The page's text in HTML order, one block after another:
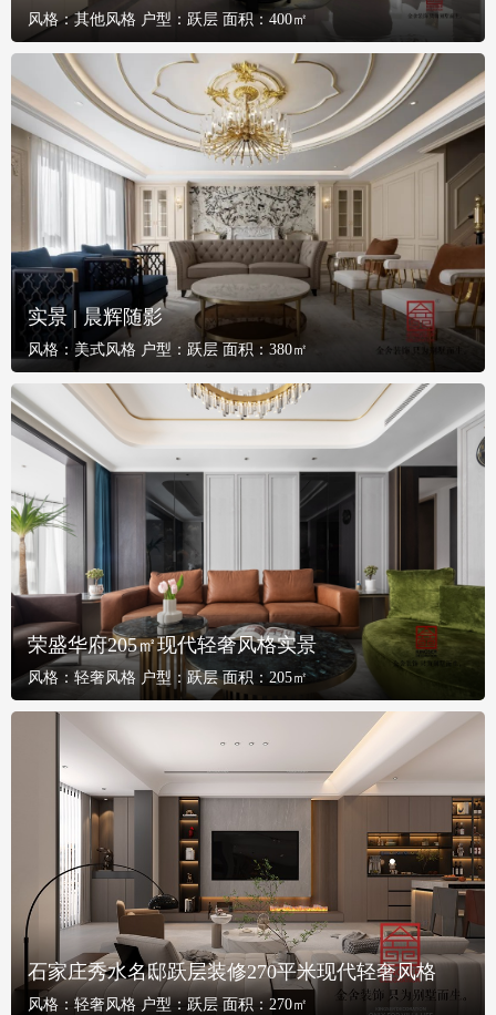
风格：其他风格 户型： 跃层 面积： 400㎡
实景 | 晨辉随影
风格： 美式风格 户型： 跃层 面积： 380㎡
荣盛华府205㎡现代轻奢风格实景
风格： 轻奢风格 户型： 跃层 面积：205㎡
石家庄秀水名邸跃层装修270平米现代轻奢风格
风格： 轻奢风格 户型：跃层 面积： 270㎡